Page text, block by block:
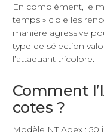
En complément, le
temps » cible les
manière agressive
type de sélection
l’attaquant tricolore.
Comment
cotes ?
Modèle NT Apex : 50